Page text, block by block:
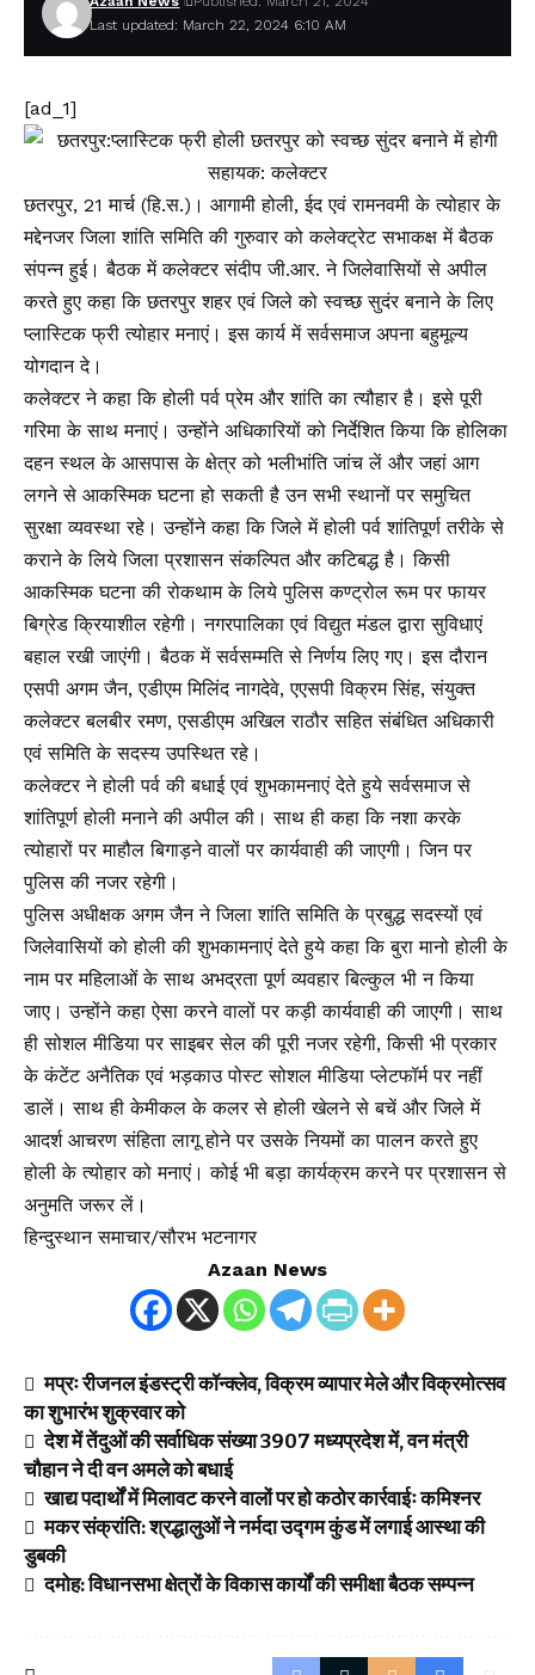
Last updated: March 22, 2024 6:10 AM
[ad_1]
छतरपुर, 21 मार्च (हि.स.)। आगामी होली, ईद एवं रामनवमी के त्योहार के
मद्देनजर जिला शांति समिति की गुरुवार को कलेक्ट्रेट सभाकक्ष में बैठक
संपन्न हुई। बैठक में कलेक्टर संदीप जी.आर. ने जिलेवासियों से अपील
करते हुए कहा कि छतरपुर शहर एवं जिले को स्वच्छ सुदंर बनाने के लिए
प्लास्टिक फ्री त्योहार मनाएं। इस कार्य में सर्वसमाज अपना बहुमूल्य
योगदान दे।
कलेक्टर ने कहा कि होली पर्व प्रेम और शांति का त्यौहार है। इसे पूरी
गरिमा के साथ मनाएं। उन्होंने अधिकारियों को निर्देशित किया कि होलिका
दहन स्थल के आसपास के क्षेत्र को भलीभांति जांच लें और जहां आग
लगने से आकस्मिक घटना हो सकती है उन सभी स्थानों पर समुचित
सुरक्षा व्यवस्था रहे। उन्होंने कहा कि जिले में होली पर्व शांतिपूर्ण तरीके से
कराने के लिये जिला प्रशासन संकल्पित और कटिबद्ध है। किसी
आकस्मिक घटना की रोकथाम के लिये पुलिस कण्ट्रोल रूम पर फायर
बिग्रेड क्रियाशील रहेगी। नगरपालिका एवं विद्युत मंडल द्वारा सुविधाएं
बहाल रखी जाएंगी। बैठक में सर्वसम्मति से निर्णय लिए गए। इस दौरान
एसपी अगम जैन, एडीएम मिलिंद नागदेवे, एएसपी विक्रम सिंह, संयुक्त
कलेक्टर बलबीर रमण, एसडीएम अखिल राठौर सहित संबंधित अधिकारी
एवं समिति के सदस्य उपस्थित रहे।
कलेक्टर ने होली पर्व की बधाई एवं शुभकामनाएं देते हुये सर्वसमाज से
शांतिपूर्ण होली मनाने की अपील की। साथ ही कहा कि नशा करके
त्योहारों पर माहौल बिगाड़ने वालों पर कार्यवाही की जाएगी। जिन पर
पुलिस की नजर रहेगी।
पुलिस अधीक्षक अगम जैन ने जिला शांति समिति के प्रबुद्ध सदस्यों एवं
जिलेवासियों को होली की शुभकामनाएं देते हुये कहा कि बुरा मानो होली के
नाम पर महिलाओं के साथ अभद्रता पूर्ण व्यवहार बिल्कुल भी न किया
जाए। उन्होंने कहा ऐसा करने वालों पर कड़ी कार्यवाही की जाएगी। साथ
ही सोशल मीडिया पर साइबर सेल की पूरी नजर रहेगी, किसी भी प्रकार
के कंटेंट अनैतिक एवं भड़काउ पोस्ट सोशल मीडिया प्लेटफॉर्म पर नहीं
डालें। साथ ही केमीकल के कलर से होली खेलने से बचें और जिले में
आदर्श आचरण संहिता लागू होने पर उसके नियमों का पालन करते हुए
होली के त्योहार को मनाएं। कोई भी बड़ा कार्यक्रम करने पर प्रशासन से
अनुमति जरूर लें।
हिन्दुस्थान समाचार/सौरभ भटनागर
Azaan News
मप्रः रीजनल इंडस्ट्री कॉन्क्लेव, विक्रम व्यापार मेले और विक्रमोत्सव
का शुभारंभ शुक्रवार को
देश में तेंदुओं की सर्वाधिक संख्या 3907 मध्यप्रदेश में, वन मंत्री
चौहान ने दी वन अमले को बधाई
खाद्य पदार्थों में मिलावट करने वालों पर हो कठोर कार्रवाईः कमिश्नर
मकर संक्रांति: श्रद्धालुओं ने नर्मदा उद्गम कुंड में लगाई आस्था की
डुबकी
दमोह: विधानसभा क्षेत्रों के विकास कार्यों की समीक्षा बैठक सम्पन्न